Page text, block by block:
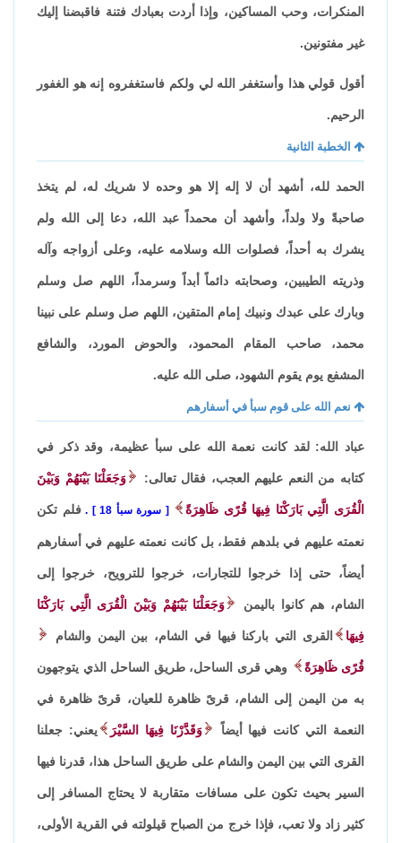
المنكرات، وحب المساكين، وإذا أردت بعبادك فتنة فاقبضنا إليك
غير مفتونين.
أقول قولي هذا وأستغفر الله لي ولكم فاستغفروه إنه هو الغفور
الرحيم.
الخطبة الثانية
الحمد لله، أشهد أن لا إله إلا هو وحده لا شريك له، لم يتخذ
صاحبةً ولا ولداً، وأشهد أن محمداً عبد الله، دعا إلى الله ولم
يشرك به أحداً، فصلوات الله وسلامه عليه، وعلى أزواجه وآله
وذريته الطيبين، وصحابته دائماً أبداً وسرمداً، اللهم صل وسلم
وبارك على عبدك ونبيك إمام المتقين، اللهم صل وسلم على نبينا
محمد، صاحب المقام المحمود، والحوض المورد، والشافع
المشفع يوم يقوم الشهود، صلى الله عليه.
نعم الله على قوم سبأ في أسفارهم
عباد الله: لقد كانت نعمة الله على سبأ عظيمة، وقد ذكر في
كتابه من النعم عليهم العجب، فقال تعالى: وَجَعَلْنَا بَيْنَهُمْ وَبَيْنَ
الْقُرَى الَّتِي بَارَكْنَا فِيهَا قُرًى ظَاهِرَةً سورة سبأ 18 .فلم تكن
نعمته عليهم في بلدهم فقط، بل كانت نعمته عليهم في أسفارهم
أيضاً، حتى إذا خرجوا للتجارات، خرجوا للترويح، خرجوا إلى
الشام، هم كانوا باليمن وَجَعَلْنَا بَيْنَهُمْ وَبَيْنَ الْقُرَى الَّتِي بَارَكْنَا
فِيهَا القرى التي باركنا فيها في الشام، بين اليمن والشام
قُرًى ظَاهِرَةً وهي قرى الساحل، طريق الساحل الذي يتوجهون
به من اليمن إلى الشام، قرىً ظاهرة للعيان، قرىً ظاهرة في
النعمة التي كانت فيها أيضاً وَقَدَّرْنَا فِيهَا السَّيْرَ يعني: جعلنا
القرى التي بين اليمن والشام على طريق الساحل هذا، قدرنا فيها
السير بحيث تكون على مسافات متقاربة لا يحتاج المسافر إلى
كثير زاد ولا تعب، فإذا خرج من الصباح قيلولته في القرية الأولى،